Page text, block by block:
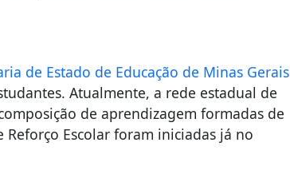
de Estado de Educação de Minas Gerais
Atualmente, a rede estadual de
de aprendizagem formadas de
Escolar foram iniciadas já no